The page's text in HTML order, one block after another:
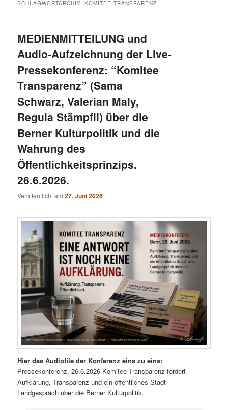
SCHLAGWORTARCHIV:KOMITEE TRANSPARENZ
MEDIENMITTEILUNG und
Audio-Aufzeichnung der Live-
Pressekonferenz: “Komitee
Transparenz” (Sama
Schwarz, Valerian Maly,
Regula Stämpfli) über die
Berner Kulturpolitik und die
Wahrung des
Öffentlichkeitsprinzips.
26.6.2026.
Veröffentlicht am27. Juni 2026
Hier das Audiofile der Konferenz eins zu eins:
Pressekonferenz, 26.6.2026 Komitee Transparenz fordert
Aufklärung, Transparenz und ein öffentliches Stadt-
Landgespräch über die Berner Kulturpolitik.